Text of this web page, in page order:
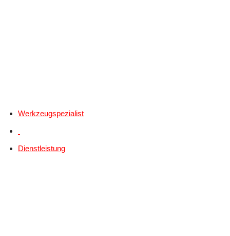
Werkzeugspezialist
Dienstleistung